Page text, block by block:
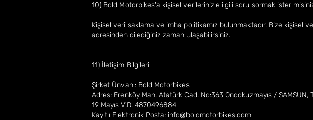
10) Bold Motorbikes'a kişisel verilerinizle ilgili soru sormak ister
Kişisel veri saklama ve imha politikamız bulunmaktadır. Bize kişisel
adresinden dilediğiniz zaman ulaşabilirsiniz.
11) İletişim Bilgileri
Şirket Ünvanı: Bold Motorbikes
Adres: Erenköy Mah. Atatürk Cad. No:363 Ondokuzmayıs / SAMSUN,
19 Mayıs V.D. 4870496884
Kayıtlı Elektronik Posta: info@boldmotorbikes.com